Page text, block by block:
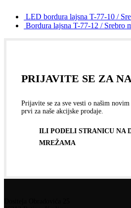
LED bordura lajsna T-77-10 /
Bordura lajsna T-77-12 / Srebro
PRIJAVITE SE ZA
Prijavite se za sve vesti o našim
prvi za naše akcijske prodaje.
ILI PODELI STRANICU NA
MREŽAMA